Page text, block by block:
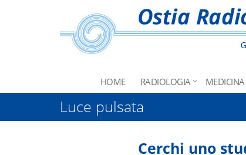
HOME RADIOLOGIA
Luce pulsata
Cerchi uno